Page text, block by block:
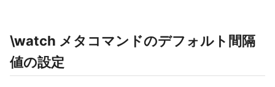
\watch メタコマンドのデフォルト間隔
値の設定